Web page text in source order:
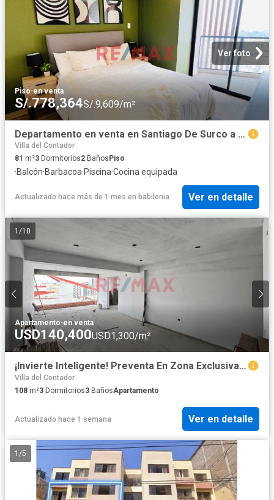
Ver foto
Piso·en venta
S/.778,364S/.9,609/m²
Departamento en venta en Santiago De Surco a S/747,501
Villa del Contador
81 m²3 Dormitorios2 Baños Piso
·Balcón·Barbacoa·Piscina·Cocina equipada
Actualizado hace más de 1 mes en babilonia Ver en detalle
1 /10
Apartamento·en venta
USD140,400USD1,300/m²
¡Invierte Inteligente! Preventa En Zona Exclusiva De California Sin Alcabala Y Alta Plusvalía 📈💼
Villa del Contador
108 m²3 Dormitorios3 BañosApartamento
Actualizado hace 1 semana Ver en detalle
1 /5